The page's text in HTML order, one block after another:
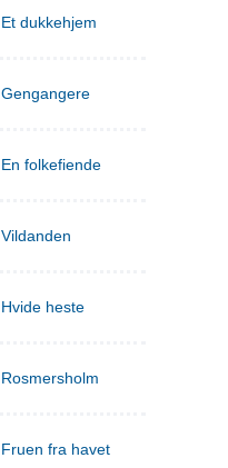
Et dukkehjem
Gengangere
En folkefiende
Vildanden
Hvide heste
Rosmersholm
Fruen fra havet